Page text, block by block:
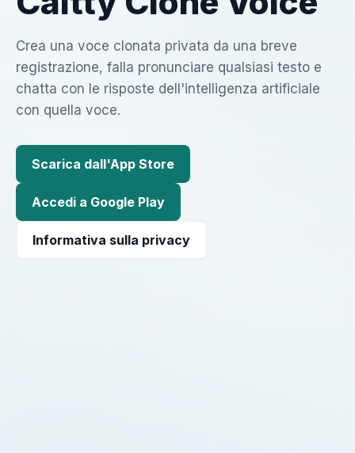
Crea una voce clonata privata da una breve
registrazione, falla pronunciare qualsiasi testo e
chatta con le risposte dell'intelligenza artificiale
con quella voce.
Scarica dall'App Store
Accedi a Google Play
Informativa sulla privacy